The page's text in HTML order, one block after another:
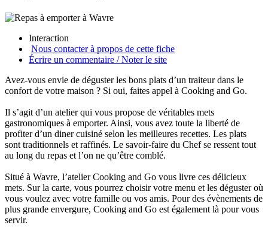
Interaction
Nous contacter à propos de cette fiche
Écrire un commentaire / Noter le site
Avez-vous envie de déguster les bons plats d’un traiteur dans le
confort de votre maison ? Si oui, faites appel à Cooking and Go.
Il s’agit d’un atelier qui vous propose de véritables mets
gastronomiques à emporter. Ainsi, vous avez toute la liberté de
profiter d’un diner cuisiné selon les meilleures recettes. Les plats
sont traditionnels et raffinés. Le savoir-faire du Chef se ressent tout
au long du repas et l’on ne qu’être comblé.
Situé à Wavre, l’atelier Cooking and Go vous livre ces délicieux
mets. Sur la carte, vous pourrez choisir votre menu et les déguster où
vous voulez avec votre famille ou vos amis. Pour des évènements de
plus grande envergure, Cooking and Go est également là pour vous
servir.